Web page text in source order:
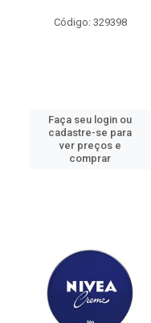
Código: 329398
Faça seu login ou
cadastre-se para
ver preços e
comprar